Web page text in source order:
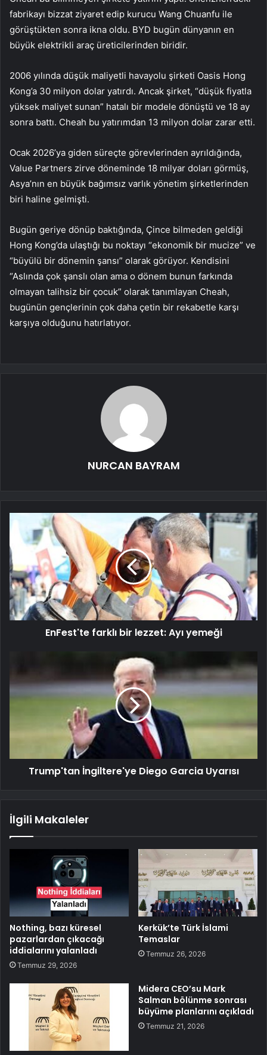
fabrikayı bizzat ziyaret edip kurucu Wang Chuanfu ile
görüştükten sonra ikna oldu. BYD bugün dünyanın en
büyük elektrikli araç üreticilerinden biridir.
2006 yılında düşük maliyetli havayolu şirketi Oasis Hong
Kong’a 30 milyon dolar yatırdı. Ancak şirket, “düşük fiyatla
yüksek maliyet sunan” hatalı bir modele dönüştü ve 18 ay
sonra battı. Cheah bu yatırımdan 13 milyon dolar zarar etti.
Ocak 2026’ya giden süreçte görevlerinden ayrıldığında,
Value Partners zirve döneminde 18 milyar doları görmüş,
Asya’nın en büyük bağımsız varlık yönetim şirketlerinden
biri haline gelmişti.
Bugün geriye dönüp baktığında, Çince bilmeden geldiği
Hong Kong’da ulaştığı bu noktayı “ekonomik bir mucize” ve
“büyülü bir dönemin şansı” olarak görüyor. Kendisini
“Aslında çok şanslı olan ama o dönem bunun farkında
olmayan talihsiz bir çocuk” olarak tanımlayan Cheah,
bugünün gençlerinin çok daha çetin bir rekabetle karşı
karşıya olduğunu hatırlatıyor.
NURCAN BAYRAM
EnFest'te farklı bir lezzet: Ayı yemeği
Trump'tan İngiltere'ye Diego Garcia Uyarısı
İlgili Makaleler
Nothing, bazı küresel
pazarlardan çıkacağı
iddialarını yalanladı
Temmuz 29, 2026
Kerkük’te Türk İslami
Temaslar
Temmuz 26, 2026
Midera CEO’su Mark
Salman bölünme sonrası
büyüme planlarını açıkladı
Temmuz 21, 2026